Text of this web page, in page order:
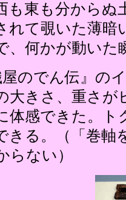
東も分からぬ土
れて覗いた
、何かが動いた
のでん伝』の
大きさ、重さ
体感できた。ト
きる。（「巻
らない）